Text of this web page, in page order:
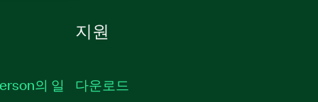
의 일
지원
다운로드